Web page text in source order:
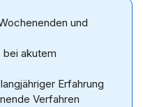
und
bei akutem
Erfahrung
Verfahren